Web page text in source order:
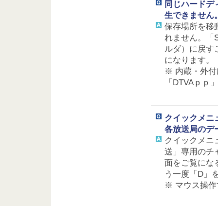
同じハードデ
生できません
保存場所を移
れません。「
ルダ）に戻す
になります。
※ 内蔵・外付
「DTVAｐｐ
クイックメニ
各放送局のデ
クイックメニ
送」専用のチ
面をご覧にな
う一度「D」
※ マウス操作